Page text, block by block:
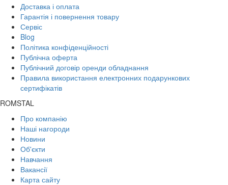
Доставка і оплата
Гарантія і повернення товару
Сервіс
Blog
Політика конфіденційності
Публічна оферта
Публічний договір оренди обладнання
Правила використання електронних подарункових
сертифікатів
ROMSTAL
Про компанію
Наші нагороди
Новини
Об'єкти
Навчання
Вакансії
Карта сайту